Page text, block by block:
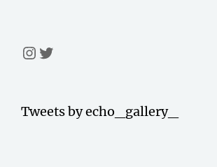
Instagram
Twitter
Tweets by echo_gallery_